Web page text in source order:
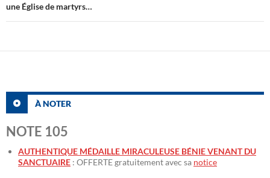
une Église de martyrs…
À NOTER
NOTE 105
AUTHENTIQUE MÉDAILLE MIRACULEUSE BÉNIE VENANT DU
SANCTUAIRE : OFFERTE gratuitement avec sa notice